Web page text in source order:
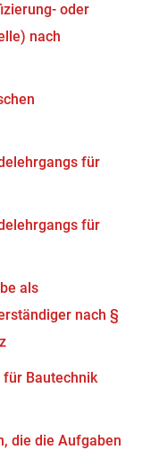
oder
nach
für
für
als
nach §
Bautechnik
die die Aufgaben